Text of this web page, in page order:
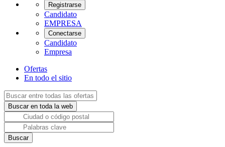
Registrarse
Candidato
EMPRESA
Conectarse
Candidato
Empresa
Ofertas
En todo el sitio